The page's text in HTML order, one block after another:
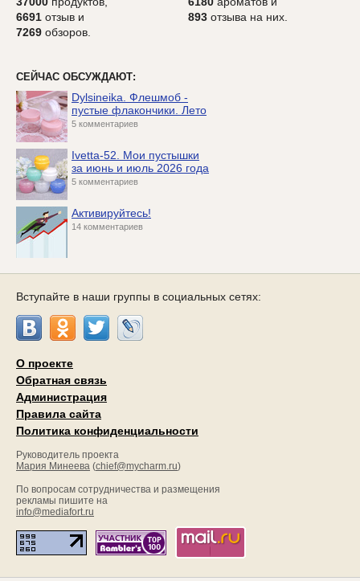
6691 отзыв и
7269 обзоров.
893 отзыва на них.
СЕЙЧАС ОБСУЖДАЮТ:
Dylsineika. Флешмоб -
пустые флакончики. Лето
5 комментариев
Ivetta-52. Мои пустышки
за июнь и июль 2026 года
5 комментариев
Активируйтесь!
14 комментариев
Вступайте в наши группы в социальных сетях:
О проекте
Обратная связь
Администрация
Правила сайта
Политика конфиденциальности
Руководитель проекта
Мария Минеева (chief@mycharm.ru)
По вопросам сотрудничества и размещения
рекламы пишите на
info@mediafort.ru